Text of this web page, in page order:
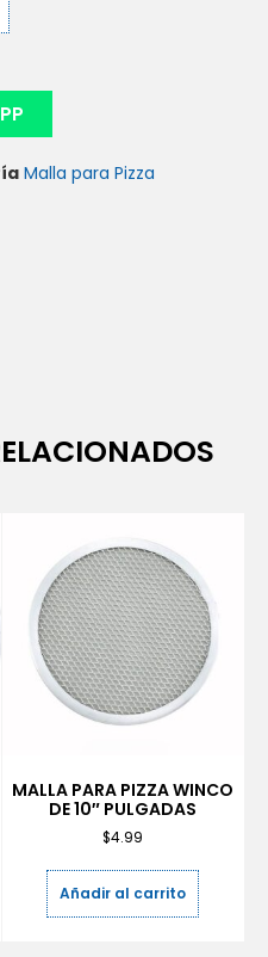
Malla para Pizza
MALLA PARA PIZZA WINCO
DE 10″ PULGADAS
$4.99
Añadir al carrito